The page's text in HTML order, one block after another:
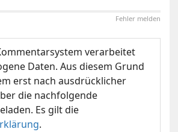
Fehler melden
verarbeitet
Daten. Aus diesem Grund
erst nach ausdrücklicher
die nachfolgende
Es gilt die
.